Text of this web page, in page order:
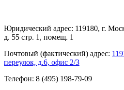
Юридический адрес: 119180, г.
д. 55 стр. 1, помещ. 1
Почтовый (фактический) адрес:
переулок, д.6, офис 2/3
Телефон: 8 (495) 198-79-09